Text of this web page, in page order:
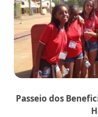
Passeio dos